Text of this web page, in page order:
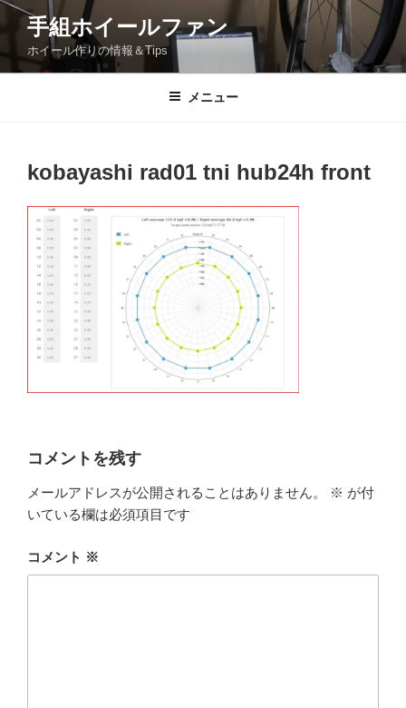
コ
テ
ン
手組ホイールファン
ホイール作りの情報＆Tips
メニュー
kobayashi rad01 tni hub24h front
コメントを残す
メールアドレスが公開されることはありません。 ※ が付
いている欄は必須項目です
コメント ※